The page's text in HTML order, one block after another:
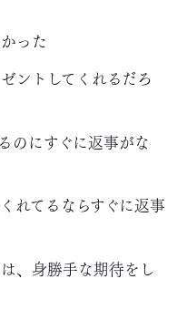
った
ントしてくれるだろ
のにすぐに返事がな
れてるならすぐに返事
、身勝手な期待をし